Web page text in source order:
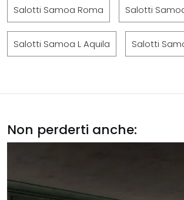
Salotti Samoa Roma Salotti
Salotti Samoa L Aquila Salotti
Non perderti anche: